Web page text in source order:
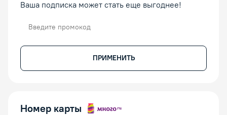
Ваша подписка может стать еще выгоднее!
ПРИМЕНИТЬ
Номер карты